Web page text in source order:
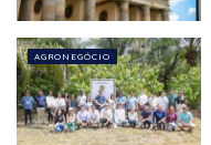
AGRONEGÓCIO